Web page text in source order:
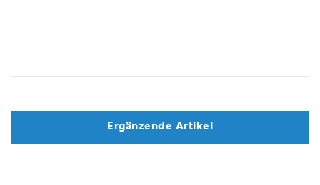
Ergänzende Artikel